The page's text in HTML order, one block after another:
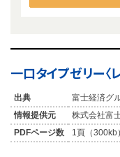
一口タイプゼリー〈
出典
富士経済グ
情報提供元
株式会社富
PDFページ数
1頁（300kb）